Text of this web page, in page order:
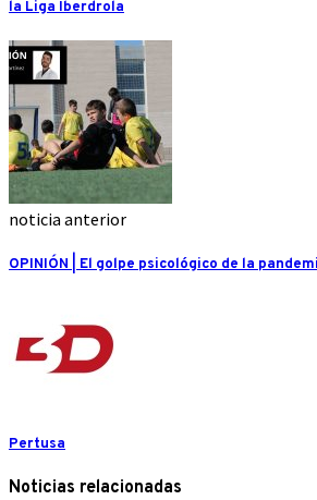
la Liga Iberdrola
noticia anterior
OPINIÓN | El golpe psicológico de la
Pertusa
Noticias relacionadas